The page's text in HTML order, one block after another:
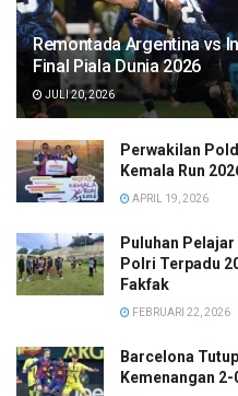
Remontada Argentina vs
Final Piala Dunia 2026
JULI 20, 2026
Perwakilan
Kemala Run
APRIL 19, 2026
Puluhan
Polri Terpadu
Fakfak
FEBRUARI 22, 2026
Barcelona
Kemenangan